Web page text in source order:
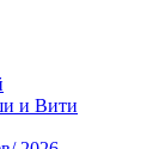
и Вити